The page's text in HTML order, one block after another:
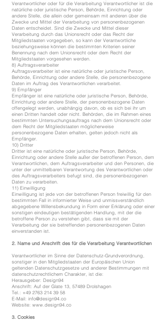
Verantwortlicher oder für die Verarbeitung Verantwortlicher ist die
natürliche oder juristische Person, Behörde, Einrichtung oder
andere Stelle, die allein oder gemeinsam mit anderen über die
Zwecke und Mittel der Verarbeitung von personenbezogenen
Daten entscheidet. Sind die Zwecke und Mittel dieser
Verarbeitung durch das Unionsrecht oder das Recht der
Mitgliedstaaten vorgegeben, so kann der Verantwortliche
beziehungsweise können die bestimmten Kriterien seiner
Benennung nach dem Unionsrecht oder dem Recht der
Mitgliedstaaten vorgesehen werden.
8) Auftragsverarbeiter
Auftragsverarbeiter ist eine natürliche oder juristische Person,
Behörde, Einrichtung oder andere Stelle, die personenbezogene
Daten im Auftrag des Verantwortlichen verarbeitet.
9) Empfänger
Empfänger ist eine natürliche oder juristische Person, Behörde,
Einrichtung oder andere Stelle, der personenbezogene Daten
offengelegt werden, unabhängig davon, ob es sich bei ihr um
einen Dritten handelt oder nicht. Behörden, die im Rahmen eines
bestimmten Untersuchungsauftrags nach dem Unionsrecht oder
dem Recht der Mitgliedstaaten möglicherweise
personenbezogene Daten erhalten, gelten jedoch nicht als
Empfänger.
10) Dritter
Dritter ist eine natürliche oder juristische Person, Behörde,
Einrichtung oder andere Stelle außer der betroffenen Person, dem
Verantwortlichen, dem Auftragsverarbeiter und den Personen, die
unter der unmittelbaren Verantwortung des Verantwortlichen oder
des Auftragsverarbeiters befugt sind, die personenbezogenen
Daten zu verarbeiten.
11) Einwilligung
Einwilligung ist jede von der betroffenen Person freiwillig für den
bestimmten Fall in informierter Weise und unmissverständlich
abgegebene Willensbekundung in Form einer Erklärung oder einer
sonstigen eindeutigen bestätigenden Handlung, mit der die
betroffene Person zu verstehen gibt, dass sie mit der
Verarbeitung der sie betreffenden personenbezogenen Daten
einverstanden ist.
2. Name und Anschrift des für die Verarbeitung Verantwortlichen
Verantwortlicher im Sinne der Datenschutz-Grundverordnung,
sonstiger in den Mitgliedstaaten der Europäischen Union
geltenden Datenschutzgesetze und anderer Bestimmungen mit
datenschutzrechtlichem Charakter, ist die:
Herausgeber: Design94
Anschrift: Auf der Glate 13, 57489 Drolshagen
Tel.: +49 2763 214 39 58
E-Mail: info@design94.co
Website: www.design94.co
3. Cookies